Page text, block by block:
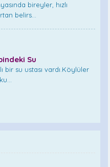
bireyler, hızlı
belirs...
Su
bir su ustası vardı.Köylüler